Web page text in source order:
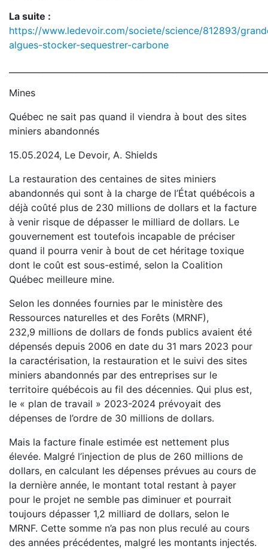
La suite :
https://www.ledevoir.com/societe/science/812893/
algues-stocker-sequestrer-carbone
Mines
Québec ne sait pas quand il viendra à bout des sites
miniers abandonnés
15.05.2024, Le Devoir, A. Shields
La restauration des centaines de sites miniers
abandonnés qui sont à la charge de l’État québécois a
déjà coûté plus de 230 millions de dollars et la facture
à venir risque de dépasser le milliard de dollars. Le
gouvernement est toutefois incapable de préciser
quand il pourra venir à bout de cet héritage toxique
dont le coût est sous-estimé, selon la Coalition
Québec meilleure mine.
Selon les données fournies par le ministère des
Ressources naturelles et des Forêts (MRNF),
232,9 millions de dollars de fonds publics avaient été
dépensés depuis 2006 en date du 31 mars 2023 pour
la caractérisation, la restauration et le suivi des sites
miniers abandonnés par des entreprises sur le
territoire québécois au fil des décennies. Qui plus est,
le « plan de travail » 2023-2024 prévoyait des
dépenses de l’ordre de 30 millions de dollars.
Mais la facture finale estimée est nettement plus
élevée. Malgré l’injection de plus de 260 millions de
dollars, en calculant les dépenses prévues au cours de
la dernière année, le montant total restant à payer
pour le projet ne semble pas diminuer et pourrait
toujours dépasser 1,2 milliard de dollars, selon le
MRNF. Cette somme n’a pas non plus reculé au cours
des années précédentes, malgré les montants injectés.